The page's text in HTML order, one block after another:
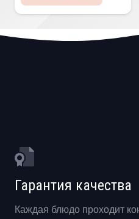
Гарантия качества
Каждая блюдо проходит